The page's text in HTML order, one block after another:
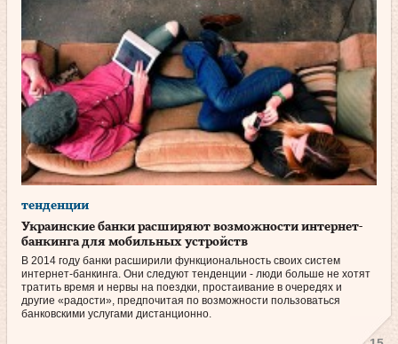
тенденции
Украинские банки расширяют возможности интернет-
банкинга для мобильных устройств
В 2014 году банки расширили функциональность своих систем
интернет-банкинга. Они следуют тенденции - люди больше не хотят
тратить время и нервы на поездки, простаивание в очередях и
другие «радости», предпочитая по возможности пользоваться
банковскими услугами дистанционно.